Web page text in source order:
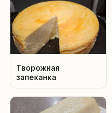
Творожная
запеканка